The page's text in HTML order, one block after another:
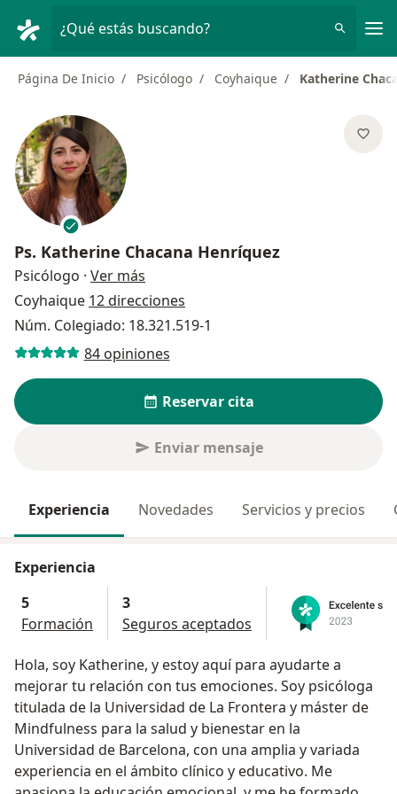
¿Qué estás buscando?
Página De Inicio Psicólogo Coyhaique Katherine
Ps. Katherine Chacana Henríquez
Psicólogo · Ver más
Coyhaique 12 direcciones
Núm. Colegiado: 18.321.519-1
84 opiniones
Reservar cita
Enviar mensaje
Experiencia Novedades Servicios y precios
Experiencia
5
Formación
3
Seguros aceptados
Hola, soy Katherine, y estoy aquí para ayudarte a
mejorar tu relación con tus emociones. Soy psicóloga
titulada de la Universidad de La Frontera y máster de
Mindfulness para la salud y bienestar en la
Universidad de Barcelona, con una amplia y variada
experiencia en el ámbito clínico y educativo. Me